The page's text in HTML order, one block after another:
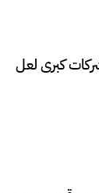
كبرى لعل